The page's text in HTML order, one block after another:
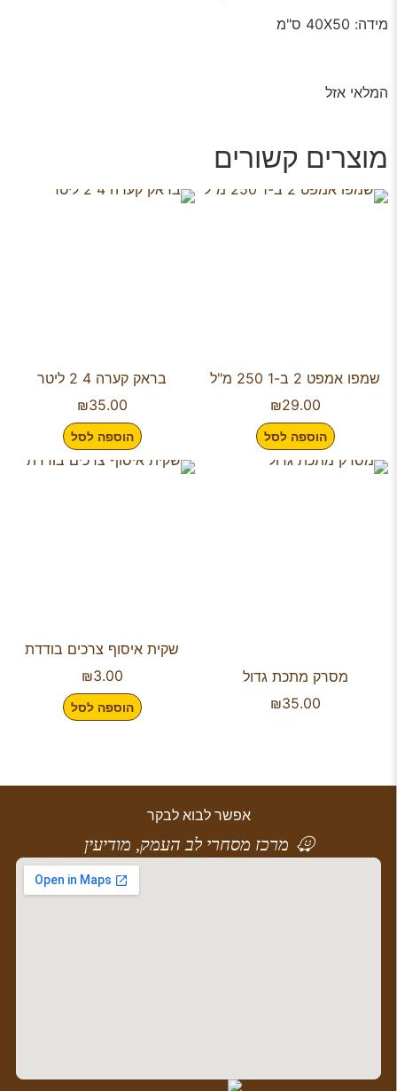
מידה: 40X50 ס"מ
המלאי אזל
מוצרים קשורים
שמפו אמפט 2 ב-1 250 מ"ל
₪29.00
הוספה לסל
בראק קערה 4 2 ליטר
₪35.00
הוספה לסל
מסרק מתכת גדול
₪35.00
שקית איסוף צרכים בודדת
₪3.00
הוספה לסל
אפשר לבוא לבקר
מרכז מסחרי לב העמק, מודיעין